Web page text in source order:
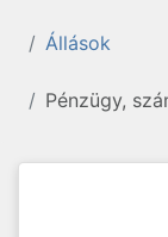
Állások
Pénzügy,